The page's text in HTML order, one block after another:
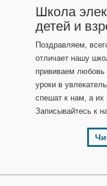
Школа
детей и
Поздравляем,
отличает нашу
прививаем
уроки в
спешат к нам, а их
Записывайтесь к